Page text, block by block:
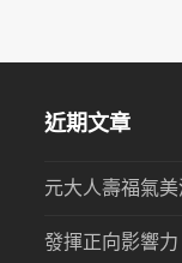
近期文章
元大人壽福氣
發揮正向影響